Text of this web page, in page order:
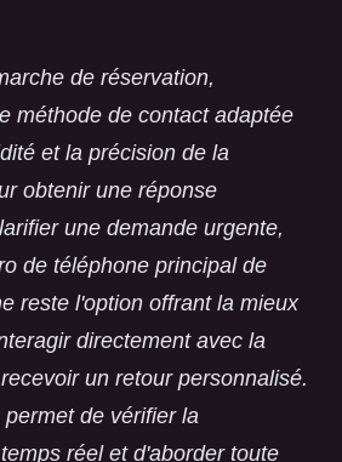
de réservation,
méthode de contact adaptée
et la précision de la
obtenir une réponse
une demande urgente,
de téléphone principal de
reste l'option offrant la mieux
directement avec la
un retour personnalisé.
de vérifier la
réel et d'aborder toute